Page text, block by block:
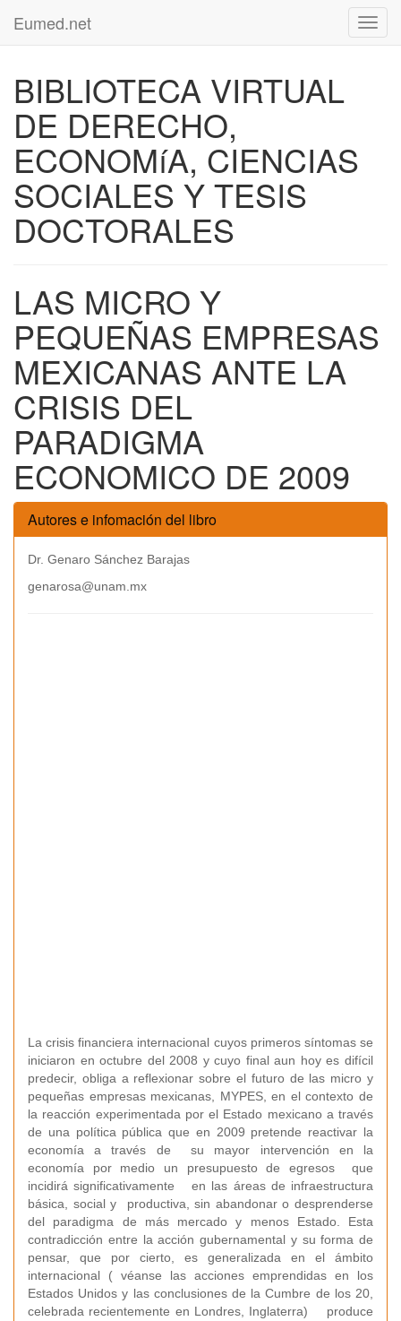
Eumed.net
BIBLIOTECA VIRTUAL
DE DERECHO,
ECONOMíA, CIENCIAS
SOCIALES Y TESIS
DOCTORALES
LAS MICRO Y
PEQUEÑAS EMPRESAS
MEXICANAS ANTE LA
CRISIS DEL
PARADIGMA
ECONOMICO DE 2009
Autores e infomación del libro
Dr. Genaro Sánchez Barajas
genarosa@unam.mx
La crisis financiera internacional cuyos primeros síntomas se
iniciaron en octubre del 2008 y cuyo final aun hoy es difícil
predecir, obliga a reflexionar sobre el futuro de las micro y
pequeñas empresas mexicanas, MYPES, en el contexto de
la reacción experimentada por el Estado mexicano a través
de una política pública que en 2009 pretende reactivar la
economía a través de su mayor intervención en la
economía por medio un presupuesto de egresos que
incidirá significativamente en las áreas de infraestructura
básica, social y productiva, sin abandonar o desprenderse
del paradigma de más mercado y menos Estado. Esta
contradicción entre la acción gubernamental y su forma de
pensar, que por cierto, es generalizada en el ámbito
internacional ( véanse las acciones emprendidas en los
Estados Unidos y las conclusiones de la Cumbre de los 20,
celebrada recientemente en Londres, Inglaterra) produce